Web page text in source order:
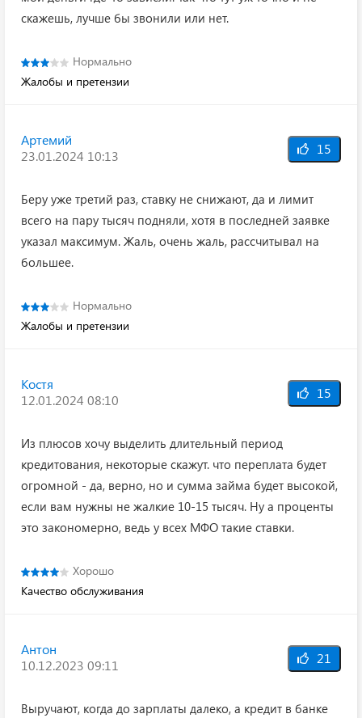
скажешь, лучше бы звонили или нет.
Нормально
Жалобы и претензии
Артемий
23.01.2024 10:13
15
Беру уже третий раз, ставку не снижают, да и лимит
всего на пару тысяч подняли, хотя в последней заявке
указал максимум. Жаль, очень жаль, рассчитывал на
большее.
Нормально
Жалобы и претензии
Костя
12.01.2024 08:10
15
Из плюсов хочу выделить длительный период
кредитования, некоторые скажут. что переплата будет
огромной - да, верно, но и сумма займа будет высокой,
если вам нужны не жалкие 10-15 тысяч. Ну а проценты
это закономерно, ведь у всех МФО такие ставки.
Хорошо
Качество обслуживания
Антон
10.12.2023 09:11
21
Выручают, когда до зарплаты далеко, а кредит в банке